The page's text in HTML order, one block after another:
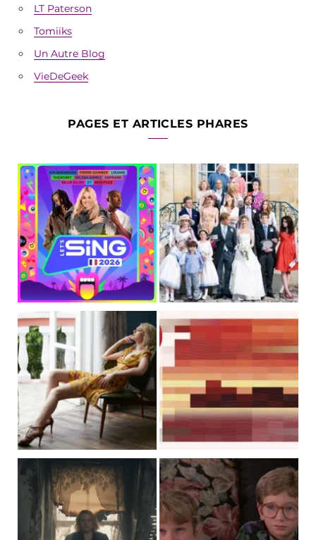
LT Paterson
Tomiiks
Un Autre Blog
VieDeGeek
PAGES ET ARTICLES PHARES